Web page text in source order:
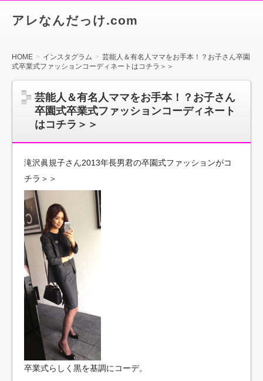
アレなんだっけ.com
HOME インスタグラム
芸能人＆有名人ママをお手本！？お子さん卒園
式卒業式ファッションコーディネートはコチラ＞＞
芸能人＆有名人ママをお手本！？お子さん
卒園式卒業式ファッションコーディネート
はコチラ＞＞
滝沢眞規子さん2013年長男君の卒園式ファッションがコ
チラ＞＞
卒業式らしく黒を基調にコーデ。